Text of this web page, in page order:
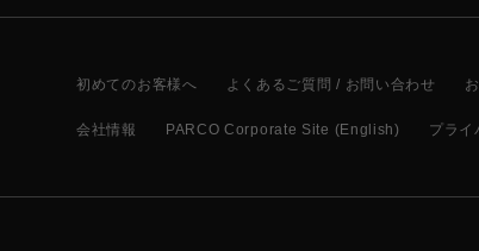
初めてのお客様へ よくあるご質問 / お問い合わせ
会社情報 PARCO Corporate Site (English) プライ